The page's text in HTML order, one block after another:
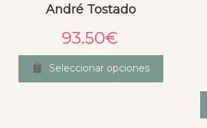
André Tostado
93.50€
Seleccionar opciones